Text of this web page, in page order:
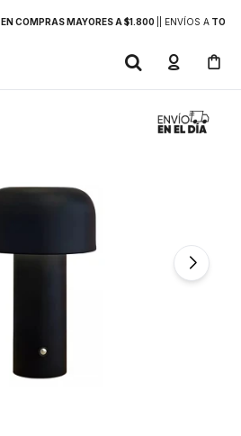
EN COMPRAS MAYORES A $1.800 | ENVÍOS ATODO